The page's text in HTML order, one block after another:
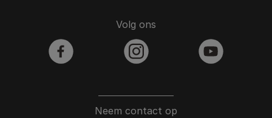
Neem contact op
Volg ons
facebook instagram youtube